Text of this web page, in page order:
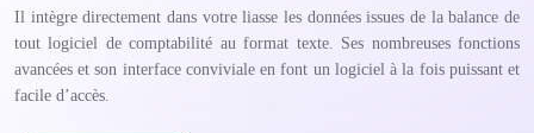
Il intègre directement dans votre liasse les données issues de la balance de
tout logiciel de comptabilité au format texte. Ses nombreuses fonctions
avancées et son interface conviviale en font un logiciel à la fois puissant et
facile d’accès.